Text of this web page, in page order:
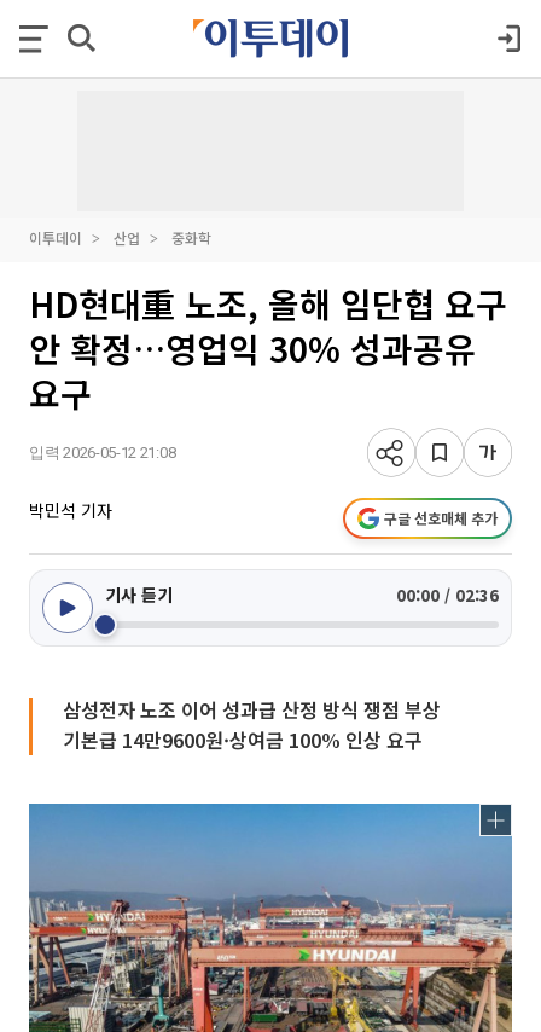
이투데이 산업 중화학
HD현대重 노조, 올해 임단협 요구
안 확정…영업익 30% 성과공유
요구
입력 2026-05-12 21:08
박민석 기자 구글 선호매체 추가
기사 듣기 00:00 / 02:36
삼성전자 노조 이어 성과급 산정 방식 쟁점 부상
기본급 14만9600원·상여금 100% 인상 요구